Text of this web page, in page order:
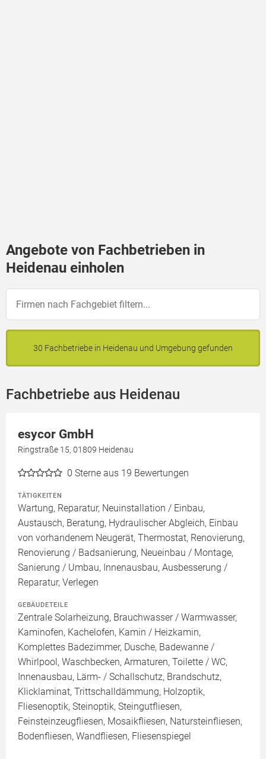
Angebote von Fachbetrieben in
Heidenau einholen
30 Fachbetriebe in Heidenau und Umgebung gefunden
Fachbetriebe aus Heidenau
esycor GmbH
Ringstraße 15, 01809 Heidenau
0 Sterne aus 19 Bewertungen
TÄTIGKEITEN
Wartung, Reparatur, Neuinstallation / Einbau,
Austausch, Beratung, Hydraulischer Abgleich, Einbau
von vorhandenem Neugerät, Thermostat, Renovierung,
Renovierung / Badsanierung, Neueinbau / Montage,
Sanierung / Umbau, Innenausbau, Ausbesserung /
Reparatur, Verlegen
GEBÄUDETEILE
Zentrale Solarheizung, Brauchwasser / Warmwasser,
Kaminofen, Kachelofen, Kamin / Heizkamin,
Komplettes Badezimmer, Dusche, Badewanne /
Whirlpool, Waschbecken, Armaturen, Toilette / WC,
Innenausbau, Lärm- / Schallschutz, Brandschutz,
Klicklaminat, Trittschalldämmung, Holzoptik,
Fliesenoptik, Steinoptik, Steingutfliesen,
Feinsteinzeugfliesen, Mosaikfliesen, Natursteinfliesen,
Bodenfliesen, Wandfliesen, Fliesenspiegel